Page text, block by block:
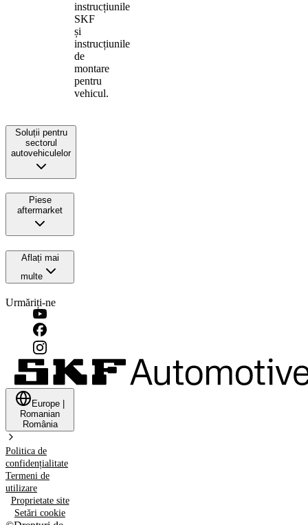
instrucțiunile
SKF
și
instrucțiunile
de
montare
pentru
vehicul.
Soluții pentru
sectorul
autovehiculelor
Piese
aftermarket
Aflați mai
multe
Urmăriți-ne
Europe
Romanian
România
Politica de
confidențialitate
Termeni de
utilizare
Proprietate site
Setări cookie